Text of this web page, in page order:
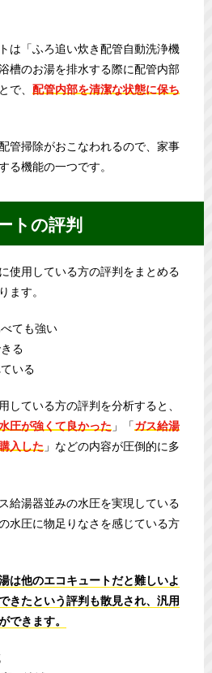
は「ふろ追い炊き配管自動洗浄機
槽のお湯を排水する際に配管内部
で、 配管内部を清潔な状態に保ち
管掃除がおこなわれるので、家事
る機能の一つです。
トの評判
使用している方の評判をまとめる
ます。
ても強い
る
いる
している方の評判を分析すると、
圧が強くて良かった 」「ガス給湯
入した 」などの内容が圧倒的に多
給湯器並みの水圧を実現している
水圧に物足りなさを感じている方
は他のエコキュートだと難しいよ
きたという評判も散見され、汎用
できます。